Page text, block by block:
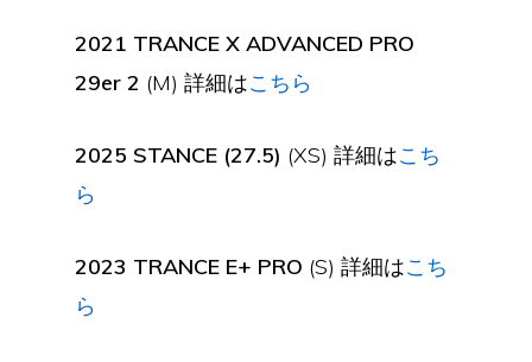
2021 TRANCE X ADVANCED PRO
29er 2 (M) 詳細はこちら
2025 STANCE (27.5) (XS) 詳細はこち
ら
2023 TRANCE E+ PRO (S) 詳細はこち
ら